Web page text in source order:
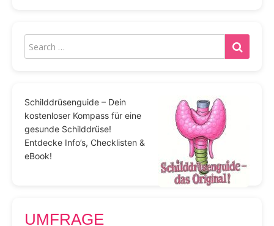
Schilddrüsenguide – Dein
kostenloser Kompass für eine
gesunde Schilddrüse!
Entdecke Info’s, Checklisten &
eBook!
UMFRAGE